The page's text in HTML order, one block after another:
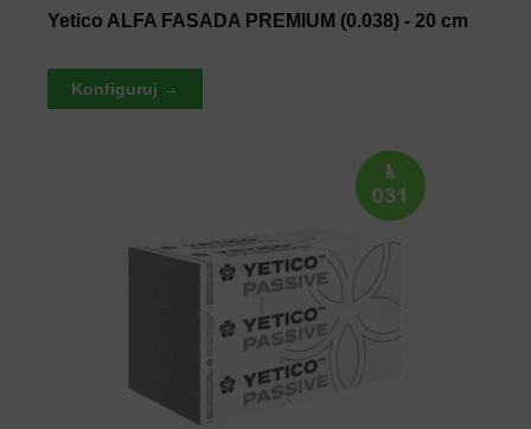
Yetico ALFA FASADA PREMIUM (0.038) - 20 cm
Konfiguruj →